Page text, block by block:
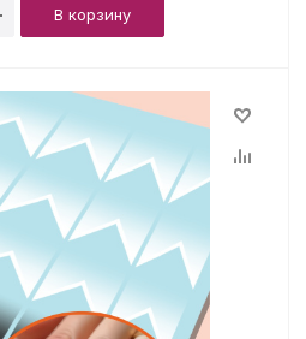
В корзину